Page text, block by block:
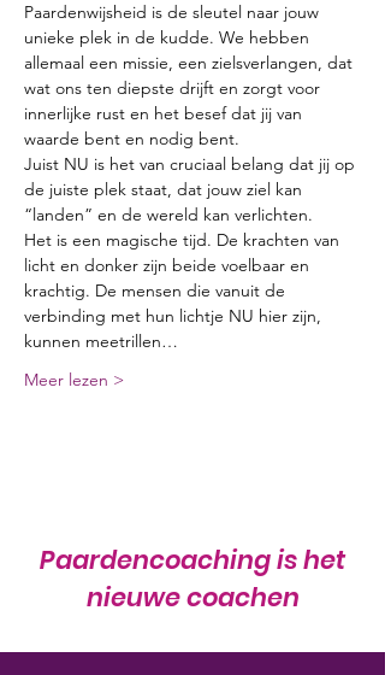
Paardenwijsheid is de sleutel naar jouw
unieke plek in de kudde. We hebben
allemaal een missie, een zielsverlangen, dat
wat ons ten diepste drijft en zorgt voor
innerlijke rust en het besef dat jij van
waarde bent en nodig bent.
Juist NU is het van cruciaal belang dat jij op
de juiste plek staat, dat jouw ziel kan
“landen” en de wereld kan verlichten.
Het is een magische tijd. De krachten van
licht en donker zijn beide voelbaar en
krachtig. De mensen die vanuit de
verbinding met hun lichtje NU hier zijn,
kunnen meetrillen…
Meer lezen >
Paardencoaching is het
nieuwe coachen